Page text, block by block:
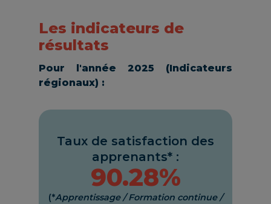
Les indicateurs de
résultats
Pour l'année 2025 (Indicateurs
régionaux) :
Taux de satisfaction des
apprenants* :
90.28%
(*Apprentissage / Formation continue /